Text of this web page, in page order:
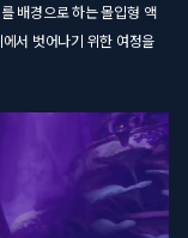
배경으로 하는 몰입형 액
서 벗어나기 위한 여정을